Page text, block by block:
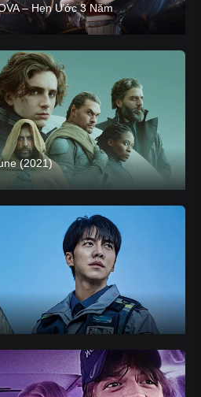
– Hẹn Ước 3 Năm
(2021)